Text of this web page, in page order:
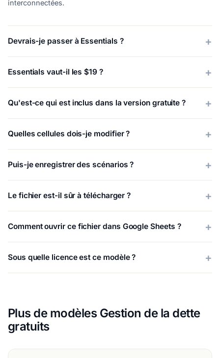
interconnectées.
Devrais-je passer à Essentials ?
Essentials vaut-il les $19 ?
Qu'est-ce qui est inclus dans la version gratuite ?
Quelles cellules dois-je modifier ?
Puis-je enregistrer des scénarios ?
Le fichier est-il sûr à télécharger ?
Comment ouvrir ce fichier dans Google Sheets ?
Sous quelle licence est ce modèle ?
Plus de modèles Gestion de la dette
gratuits